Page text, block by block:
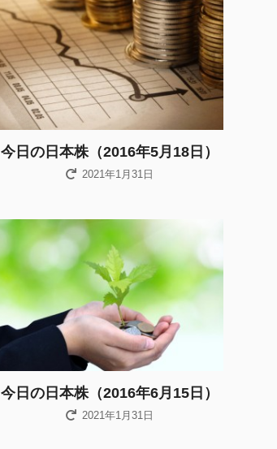
今日の日本株（2016年5月18日）
2021年1月31日
今日の日本株（2016年6月15日）
2021年1月31日